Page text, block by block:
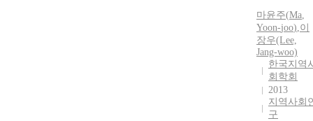
마윤주(Ma,
Yoon-joo),이
장우(Lee,
Jang-woo)
한국지역
회학회
2013
지역사회
구